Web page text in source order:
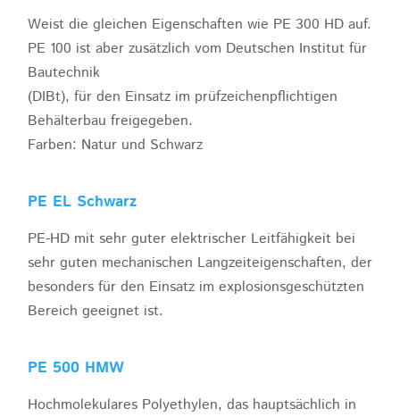
Weist die gleichen Eigenschaften wie PE 300 HD auf.
PE 100 ist aber zusätzlich vom Deutschen Institut für
Bautechnik
(DIBt), für den Einsatz im prüfzeichenpflichtigen
Behälterbau freigegeben.
Farben: Natur und Schwarz
PE EL Schwarz
PE-HD mit sehr guter elektrischer Leitfähigkeit bei
sehr guten mechanischen Langzeiteigenschaften, der
besonders für den Einsatz im explosionsgeschützten
Bereich geeignet ist.
PE 500 HMW
Hochmolekulares Polyethylen, das hauptsächlich in